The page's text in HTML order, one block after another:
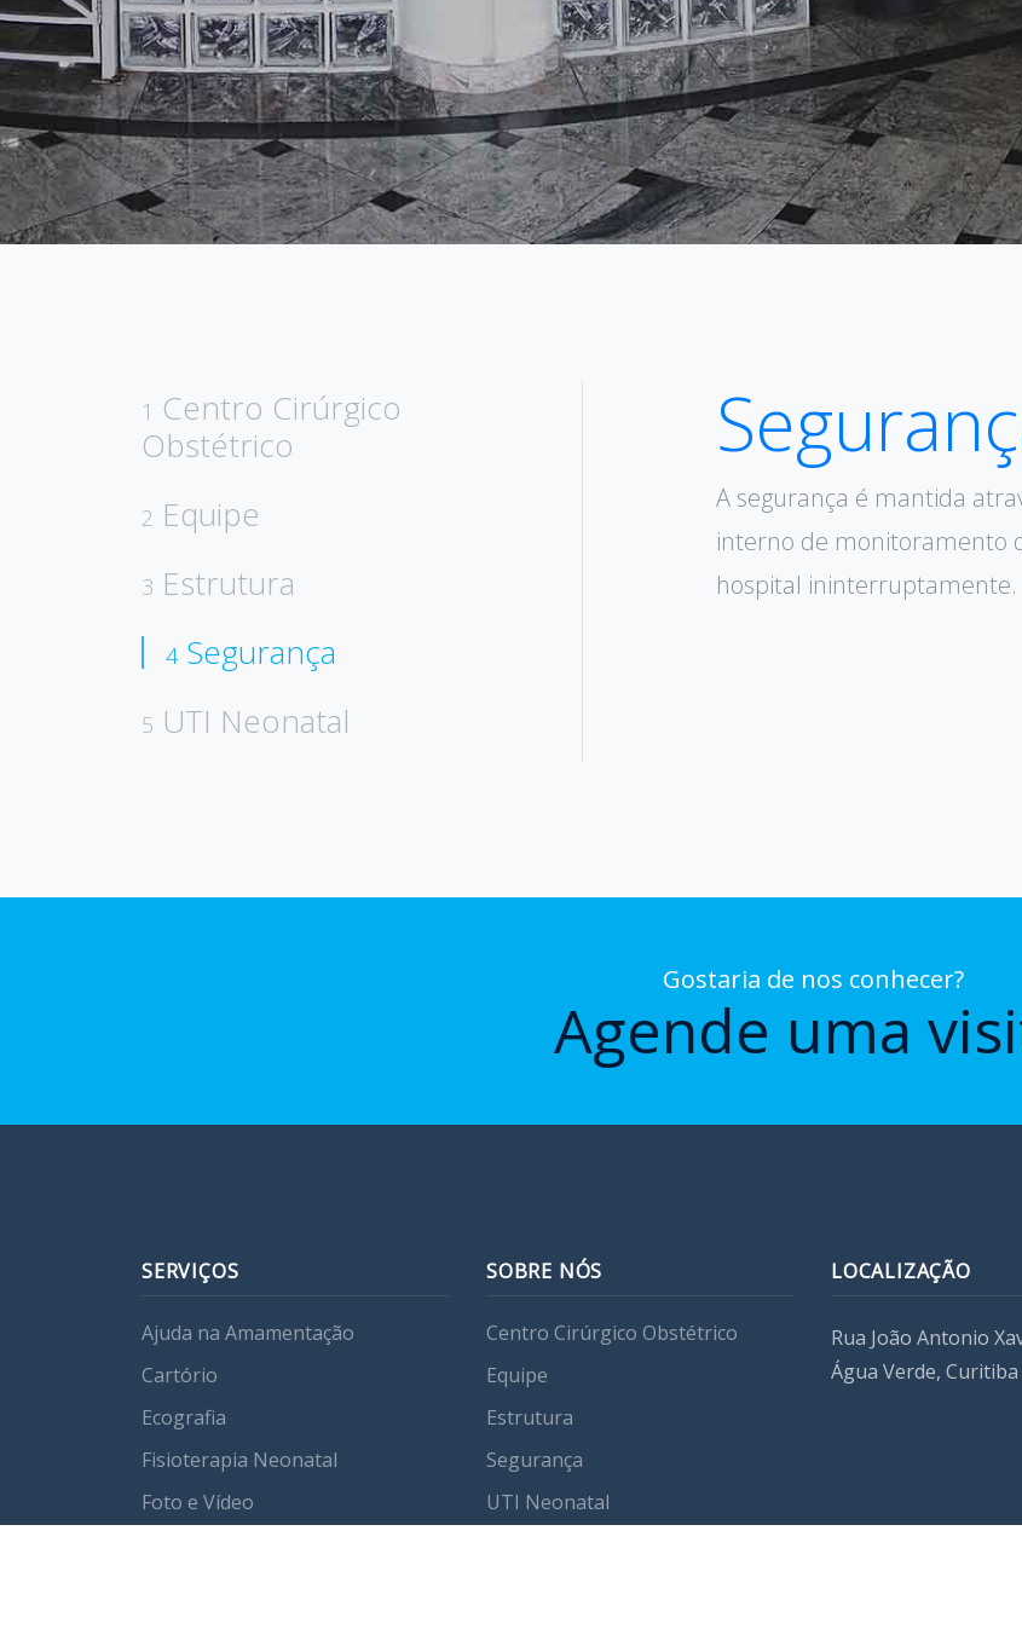
1 Centro Cirúrgico
Obstétrico
2 Equipe
3 Estrutura
4Segurança
5 UTI Neonatal
A segurança é mantida
interno de monitoramento
hospital ininterruptamente.
Gostaria de nos conhecer?
Agende uma
SERVIÇOS
Ajuda na Amamentação
Cartório
Ecografia
Fisioterapia Neonatal
Foto e Vídeo
SOBRE NÓS
Centro Cirúrgico Obstétrico
Equipe
Estrutura
Segurança
UTI Neonatal
LOCALIZAÇÃO
Rua João Antonio
Água Verde, Curitiba